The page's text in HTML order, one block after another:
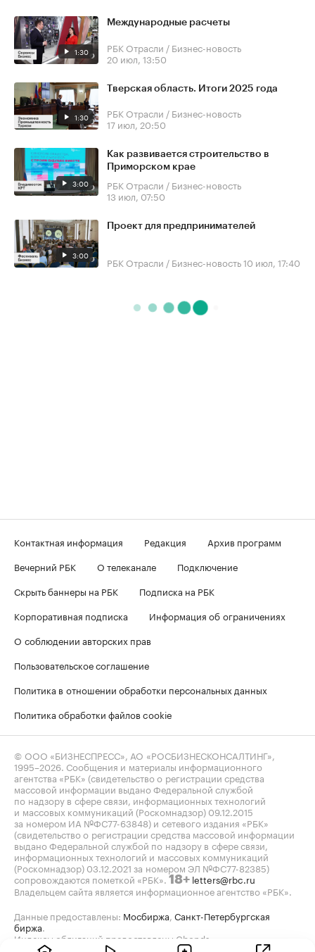
1:30
Международные расчеты
РБК Отрасли / Бизнес-новость
20 июл, 13:50
1:30
Тверская область. Итоги 2025 года
РБК Отрасли / Бизнес-новость
17 июл, 20:50
3:00
Как развивается строительство в
Приморском крае
РБК Отрасли / Бизнес-новость
13 июл, 07:50
3:00
Проект для предпринимателей
РБК Отрасли / Бизнес-новость10 июл, 17:40
Контактная информация Редакция
Архив программ
Вечерний РБК
О телеканале
Подключение
Скрыть баннеры на РБК
Подписка на РБК
Корпоративная подписка
Информация об ограничениях
О соблюдении авторских прав
Пользовательское соглашение
Политика в отношении обработки персональных данных
Политика обработки файлов cookie
© ООО «БИЗНЕСПРЕСС», АО «РОСБИЗНЕСКОНСАЛТИНГ»,
1995–2026. Сообщения и материалы информационного
агентства «РБК» (свидетельство о регистрации средства
массовой информации выдано Федеральной службой
по надзору в сфере связи, информационных технологий
и массовых коммуникаций (Роскомнадзор) 09.12.2015
за номером ИА №ФС77-63848) и сетевого издания «РБК»
(свидетельство о регистрации средства массовой информации
выдано Федеральной службой по надзору в сфере связи,
информационных технологий и массовых коммуникаций
(Роскомнадзор) 03.12.2021 за номером ЭЛ №ФС77-82385)
сопровождаются пометкой «РБК». 18+ letters@rbc.ru
Владельцем сайта является информационное агентство «РБК».
Данные предоставлены: Мосбиржа, Санкт-Петербургская
биржа.
Индексы облигаций предоставлены Cbonds.